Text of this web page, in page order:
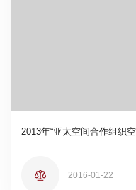
2013年“亚太空间合作组织
2016-01-22